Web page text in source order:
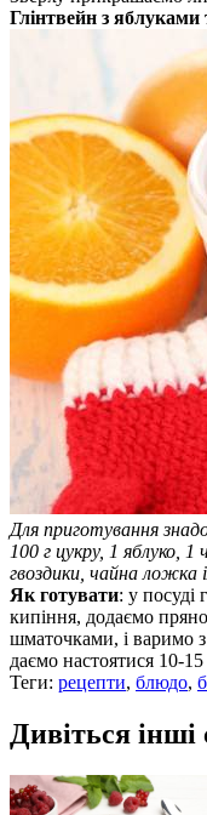
Глінтвейн з
Для приготування
100 г цукру, 1 яблуко,
гвоздики, чайна ложка
Як готувати: у посуді
кипіння, додаємо
шматочками, і варимо
даємо настоятися 10-
Теги: рецепти, блюдо,
Дивіться